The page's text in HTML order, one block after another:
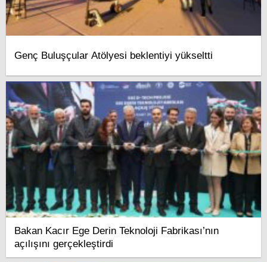
Genç Buluşçular Atölyesi beklentiyi yükseltti
Bakan Kacır Ege Derin Teknoloji Fabrikası’nın
açılışını gerçekleştirdi